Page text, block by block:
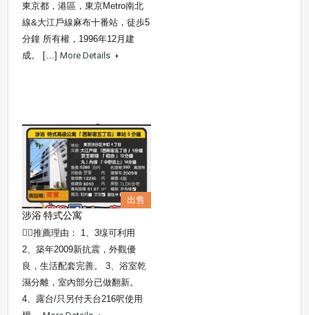
東京都，港區，東京Metro南北
線&大江戶線麻布十番站，徒歩5
分鐘 所有權，1996年12月建
成。 […]More Details
出售
涉浴 特式公寓
👍🏼推薦理由： 1、3缐可利用
2、築年2009新抗震，外觀優
良，生活配套完善。 3、浴室乾
濕分離，室內部分已做翻新。
4、露台/只另付天台216呎使用